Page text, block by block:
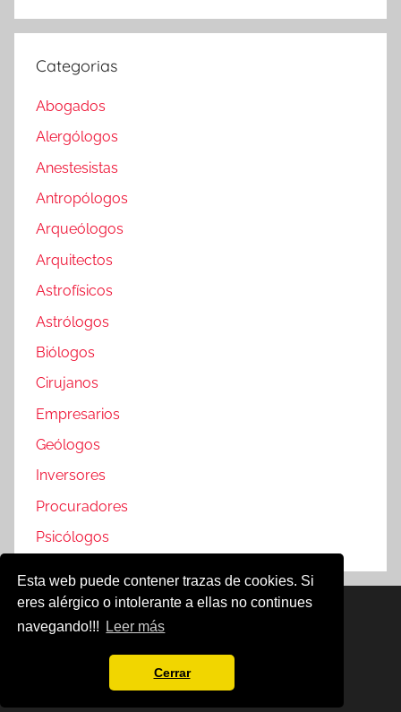
Esta web puede contener trazas de cookies. Si
eres alérgico o intolerante a ellas no continues
navegando!!!
Leer más
Cerrar
Categorias
Abogados
Alergólogos
Anestesistas
Antropólogos
Arqueólogos
Arquitectos
Astrofísicos
Astrólogos
Biólogos
Cirujanos
Empresarios
Geólogos
Inversores
Procuradores
Psicólogos
Famosos @2019
Política de Cookies